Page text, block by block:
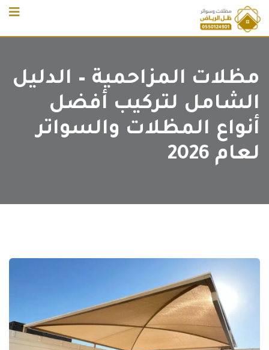
Skip
to
content
مظلات المزاحمية – الدليل
الشامل لتركيب أفضل
أنواع المظلات والسواتر
لعام 2026